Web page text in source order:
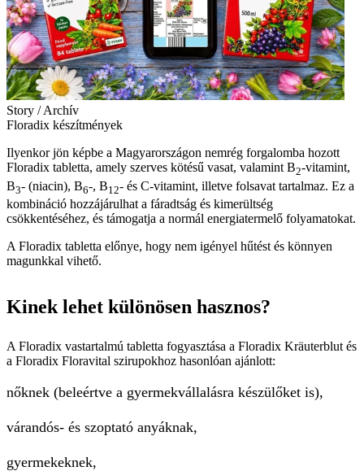
Story / Archív
Floradix készítmények
Ilyenkor jön képbe a Magyarországon nemrég forgalomba hozott
Floradix tabletta, amely szerves kötésű vasat, valamint B2-vitamint,
B3- (niacin), B6-, B12- és C-vitamint, illetve folsavat tartalmaz. Ez a
kombináció hozzájárulhat a fáradtság és kimerültség
csökkentéséhez, és támogatja a normál energiatermelő folyamatokat.
A Floradix tabletta előnye, hogy nem igényel hűtést és könnyen
magunkkal vihető.
Kinek lehet különösen hasznos?
A Floradix vastartalmú tabletta fogyasztása a Floradix Kräuterblut és
a Floradix Floravital szirupokhoz hasonlóan ajánlott:
nőknek (beleértve a gyermekvállalásra készülőket is),
várandós- és szoptató anyáknak,
gyermekeknek,